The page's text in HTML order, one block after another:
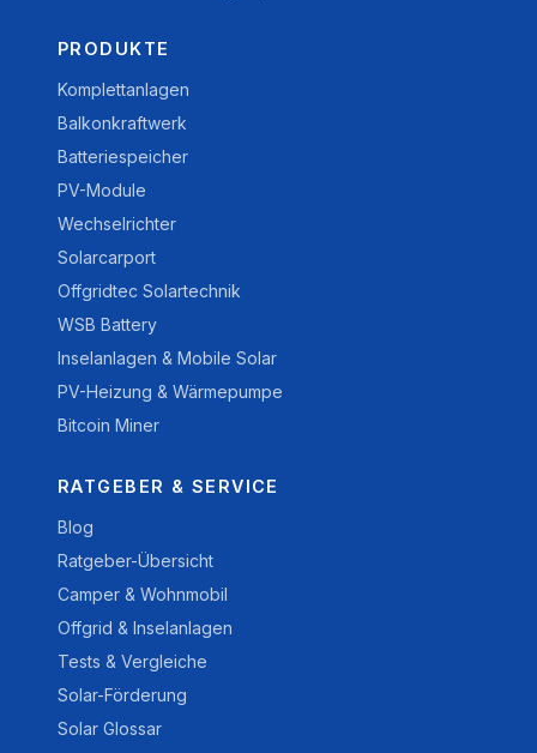
PRODUKTE
Komplettanlagen
Balkonkraftwerk
Batteriespeicher
PV-Module
Wechselrichter
Solarcarport
Offgridtec Solartechnik
WSB Battery
Inselanlagen & Mobile Solar
PV-Heizung & Wärmepumpe
Bitcoin Miner
RATGEBER & SERVICE
Blog
Ratgeber-Übersicht
Camper & Wohnmobil
Offgrid & Inselanlagen
Tests & Vergleiche
Solar-Förderung
Solar Glossar